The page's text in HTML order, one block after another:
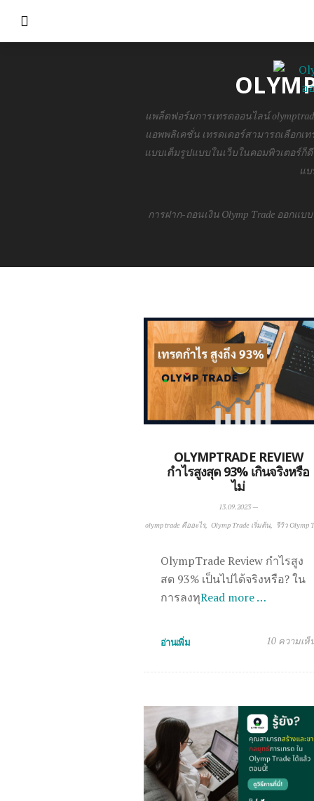
แพล็ตฟอร์มการเทรดออนไลน์
แอพพลิเคชั่น เทรดเดอร์สามารถเลือก
แบบเต็มรูปแบบในเว็บในคอมพิวเตอร์ก็
แ
การฝาก-ถอนเงิน Olymp Trade ออกแ
OLYMPTRADE REVIEW
กำไรสูงสุด 93% เกินจริงหรือ
ไม่
13.09.2023—
olymp trade คืออะไร
Olymp Trade เริ่มต้น รีวิว Olymp
OlympTrade Review กำไรสูง
สด 93% เป็นไปได้จริงหรือ? ใน
การลงทุRead more …
อ่านเพิ่ม 10 ความเห็